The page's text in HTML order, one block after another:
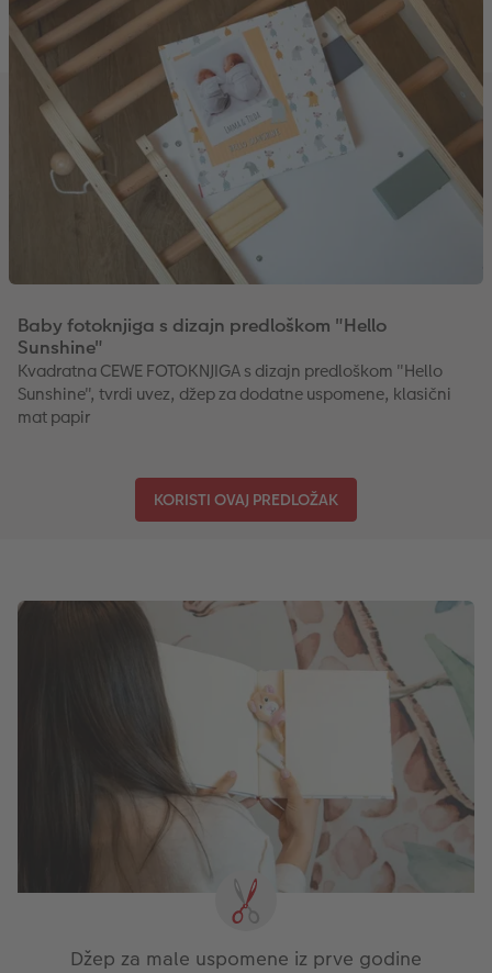
Dodaci
XXL Retro fotografija
Dodaci
Baby fotoknjiga s dizajn predloškom "Hello
Sunshine"
Kvadratna CEWE FOTOKNJIGA s dizajn predloškom "Hello
Sunshine", tvrdi uvez, džep za dodatne uspomene, klasični
mat papir
KORISTI OVAJ PREDLOŽAK
Džep za male uspomene iz prve godine